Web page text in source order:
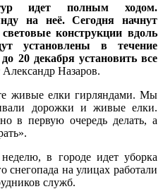
идет полным ходом.
на неё. Сегодня начнут
конструкции вдоль
установлены в течение
20 декабря установить все
Александр Назаров.
живые елки гирляндами. Мы
дорожки и живые елки.
в первую очередь делать, а
в городе идет уборка
снегопада на улицах работали
служб.